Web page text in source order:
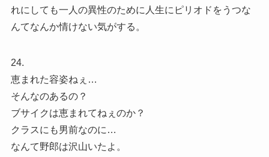
れにしても一人の異性のために人生にピリオドをうつな
んてなんか情けない気がする。
24.
恵まれた容姿ねぇ…
そんなのあるの？
ブサイクは恵まれてねぇのか？
クラスにも男前なのに…
なんて野郎は沢山いたよ。